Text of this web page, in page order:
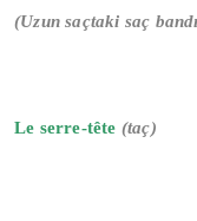
(Uzun saçtaki saç
Le serre-tête (taç)